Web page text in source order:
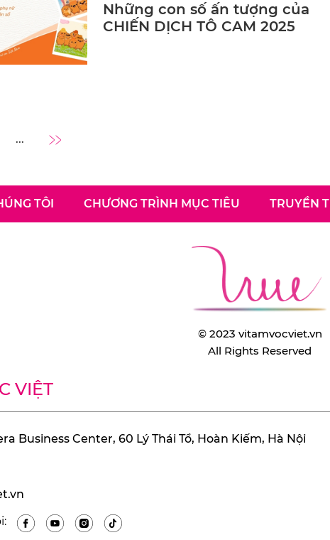
Những con số ấn tượng của
CHIẾN DỊCH TÔ CAM 2025
...
TÔI CHƯƠNG TRÌNH MỤC TIÊU TRUYỀN
© 2023 vitamvocviet.vn
All Rights Reserved
VIỆT
Business Center, 60 Lý Thái Tổ, Hoàn Kiếm, Hà Nội